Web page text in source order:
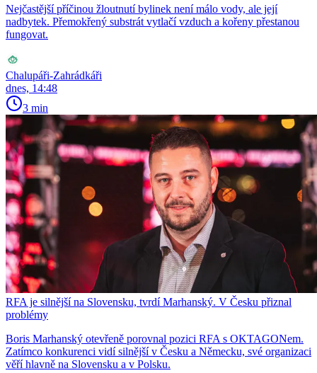
Nejčastější příčinou žloutnutí bylinek není málo vody, ale její
nadbytek. Přemokřený substrát vytlačí vzduch a kořeny přestanou
fungovat.
Chalupáři-Zahrádkáři
dnes, 14:48
3 min
RFA je silnější na Slovensku, tvrdí Marhanský. V Česku přiznal
problémy
Boris Marhanský otevřeně porovnal pozici RFA s OKTAGONem.
Zatímco konkurenci vidí silnější v Česku a Německu, své organizaci
věří hlavně na Slovensku a v Polsku.